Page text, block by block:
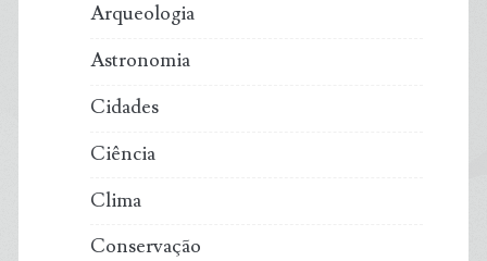
Arqueologia
Astronomia
Cidades
Ciência
Clima
Conservação